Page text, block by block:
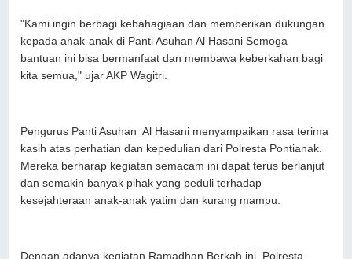
"Kami ingin berbagi kebahagiaan dan memberikan dukungan
kepada anak-anak di Panti Asuhan Al Hasani Semoga
bantuan ini bisa bermanfaat dan membawa keberkahan bagi
kita semua," ujar AKP Wagitri.
Pengurus Panti Asuhan Al Hasani menyampaikan rasa terima
kasih atas perhatian dan kepedulian dari Polresta Pontianak.
Mereka berharap kegiatan semacam ini dapat terus berlanjut
dan semakin banyak pihak yang peduli terhadap
kesejahteraan anak-anak yatim dan kurang mampu.
Dengan adanya kegiatan Ramadhan Berkah ini, Polresta